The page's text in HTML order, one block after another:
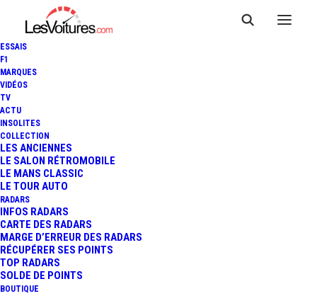
ESSAIS
F1
MARQUES
VIDÉOS
TV
ACTU
INSOLITES
COLLECTION
LES ANCIENNES
LE SALON RÉTROMOBILE
LE MANS CLASSIC
LE TOUR AUTO
RADARS
INFOS RADARS
CARTE DES RADARS
MARGE D’ERREUR DES RADARS
RÉCUPÉRER SES POINTS
TOP RADARS
SOLDE DE POINTS
BOUTIQUE
FABRIQUEZ VOTRE
HYPERCAR EN PAPIER !
1 Minutes